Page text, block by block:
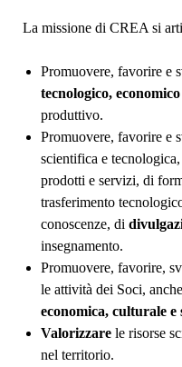
La missione di CREA si
Promuovere, favorire e
tecnologico,
produttivo.
Promuovere, favorire e
scientifica e
prodotti e servizi, di
trasferimento
conoscenze, di
insegnamento.
Promuovere, favorire,
le attività dei Soci,
economica, culturale e
Valorizzare le risorse
nel territorio.